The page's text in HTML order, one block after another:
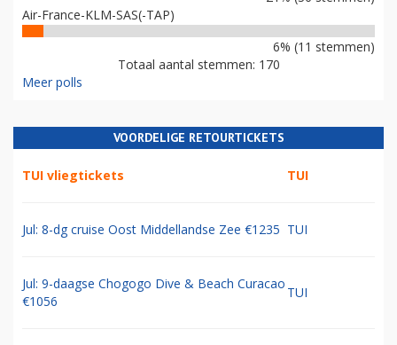
Air-France-KLM-SAS(-TAP)
6% (11 stemmen)
Totaal aantal stemmen: 170
Meer polls
VOORDELIGE RETOURTICKETS
TUI vliegtickets TUI
Jul: 8-dg cruise Oost Middellandse Zee €1235 TUI
Jul: 9-daagse Chogogo Dive & Beach Curacao
€1056
TUI